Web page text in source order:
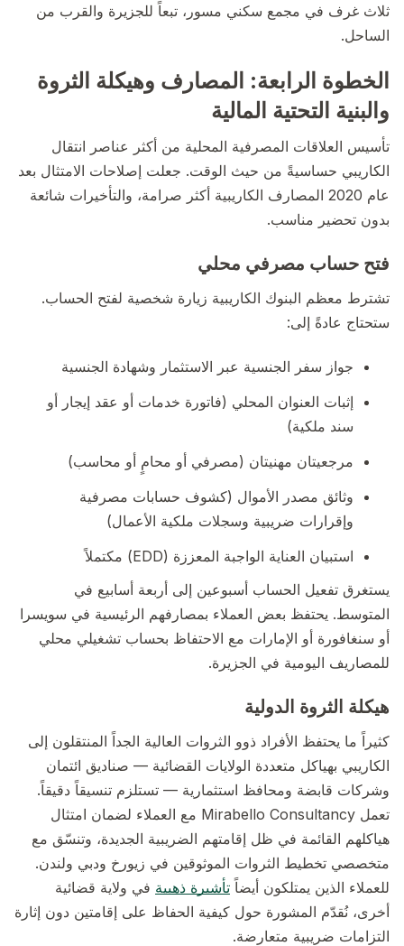
ثلاث غرف في مجمع سكني مسور، تبعاً للجزيرة والقرب من
الساحل.
الخطوة الرابعة: المصارف وهيكلة الثروة
والبنية التحتية المالية
تأسيس العلاقات المصرفية المحلية من أكثر عناصر انتقال
الكاريبي حساسيةً من حيث الوقت. جعلت إصلاحات الامتثال بعد
عام 2020 المصارف الكاريبية أكثر صرامة، والتأخيرات شائعة
بدون تحضير مناسب.
فتح حساب مصرفي محلي
تشترط معظم البنوك الكاريبية زيارة شخصية لفتح الحساب.
ستحتاج عادةً إلى:
جواز سفر الجنسية عبر الاستثمار وشهادة الجنسية
إثبات العنوان المحلي (فاتورة خدمات أو عقد إيجار أو
سند ملكية)
مرجعيتان مهنيتان (مصرفي أو محامٍ أو محاسب)
وثائق مصدر الأموال (كشوف حسابات مصرفية
وإقرارات ضريبية وسجلات ملكية الأعمال)
استبيان العناية الواجبة المعززة (EDD) مكتملاً
يستغرق تفعيل الحساب أسبوعين إلى أربعة أسابيع في
المتوسط. يحتفظ بعض العملاء بمصارفهم الرئيسية في سويسرا
أو سنغافورة أو الإمارات مع الاحتفاظ بحساب تشغيلي محلي
للمصاريف اليومية في الجزيرة.
هيكلة الثروة الدولية
كثيراً ما يحتفظ الأفراد ذوو الثروات العالية الجداً المنتقلون إلى
الكاريبي بهياكل متعددة الولايات القضائية — صناديق ائتمان
وشركات قابضة ومحافظ استثمارية — تستلزم تنسيقاً دقيقاً.
تعمل Mirabello Consultancy مع العملاء لضمان امتثال
هياكلهم القائمة في ظل إقامتهم الضريبية الجديدة، وتنسّق مع
متخصصي تخطيط الثروات الموثوقين في زيورخ ودبي ولندن.
للعملاء الذين يمتلكون أيضاً تأشيرة ذهبية في ولاية قضائية
أخرى، نُقدّم المشورة حول كيفية الحفاظ على إقامتين دون إثارة
التزامات ضريبية متعارضة.